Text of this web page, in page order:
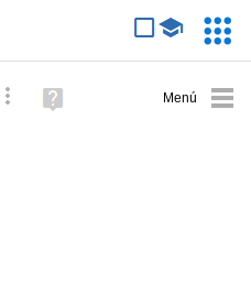
Búsqueda avanzada
Ayuda
(en